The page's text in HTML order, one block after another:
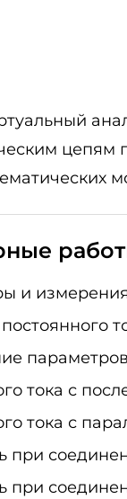
цепям
и
тока с
тока с
при
при